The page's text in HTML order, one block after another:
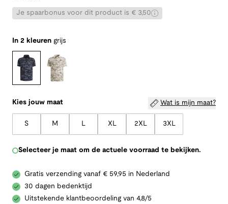
Je spaarbonus voor dit product is € 3,50
In 2 kleuren grijs
Kies jouw maat Wat is mijn maat?
S M L XL 2XL 3XL
Selecteer je maat om de actuele voorraad te bekijken.
Gratis verzending vanaf € 59,95 in Nederland
30 dagen bedenktijd
Uitstekende klantbeoordeling van 4,8/5